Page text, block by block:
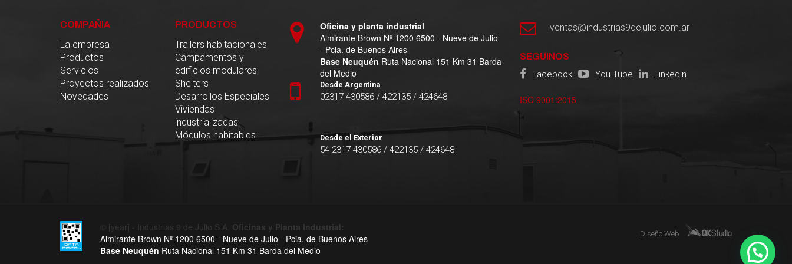
COMPAÑIA
La empresa
Productos
Servicios
Proyectos realizados
Novedades
PRODUCTOS
Trailers habitacionales
Campamentos y
edificios modulares
Shelters
Desarrollos Especiales
Viviendas
industrializadas
Módulos habitables
Oficina y planta industrial
Almirante Brown Nº 1200 6500 - Nueve de Julio
- Pcia. de Buenos Aires
Base Neuquén Ruta Nacional 151 Km 31 Barda
del Medio
Desde Argentina
02317-430586 / 422135 / 424648
Desde el Exterior
54-2317-430586 / 422135 / 424648
ventas@industrias9dejulio.com.ar
SEGUINOS
Facebook You Tube Linkedin
ISO 9001:2015
© [year] - Industrias 9 de Julio S.A. Oficinas y Planta Industrial:
Almirante Brown Nº 1200 6500 - Nueve de Julio - Pcia. de Buenos Aires
Base Neuquén Ruta Nacional 151 Km 31 Barda del Medio
Diseño Web